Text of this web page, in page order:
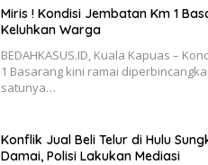
Miris ! Kondisi Jembatan Km 1
Keluhkan Warga
BEDAHKASUS.ID, Kuala Kapuas –
1 Basarang kini ramai
satunya…
Konflik Jual Beli Telur di Hulu
Damai, Polisi Lakukan Mediasi